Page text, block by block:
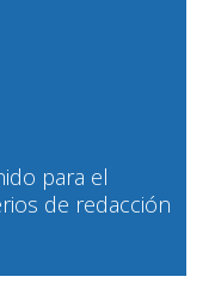
para el
de redacción